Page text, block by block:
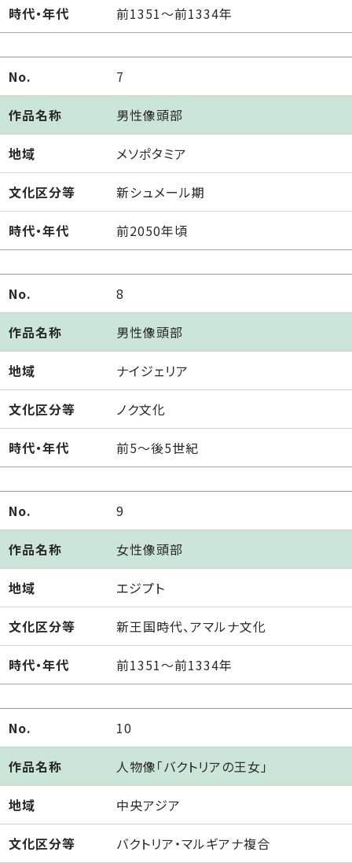
時代・年代 前1351～前1334年
No. 7
作品名称 男性像頭部
地域 メソポタミア
文化区分等 新シュメール期
時代・年代 前2050年頃
No. 8
作品名称 男性像頭部
地域 ナイジェリア
文化区分等 ノク文化
時代・年代 前5～後5世紀
No. 9
作品名称 女性像頭部
地域 エジプト
文化区分等 新王国時代、アマルナ文化
時代・年代 前1351～前1334年
No. 10
作品名称 人物像「バクトリアの王女」
地域 中央アジア
文化区分等 バクトリア・マルギアナ複合